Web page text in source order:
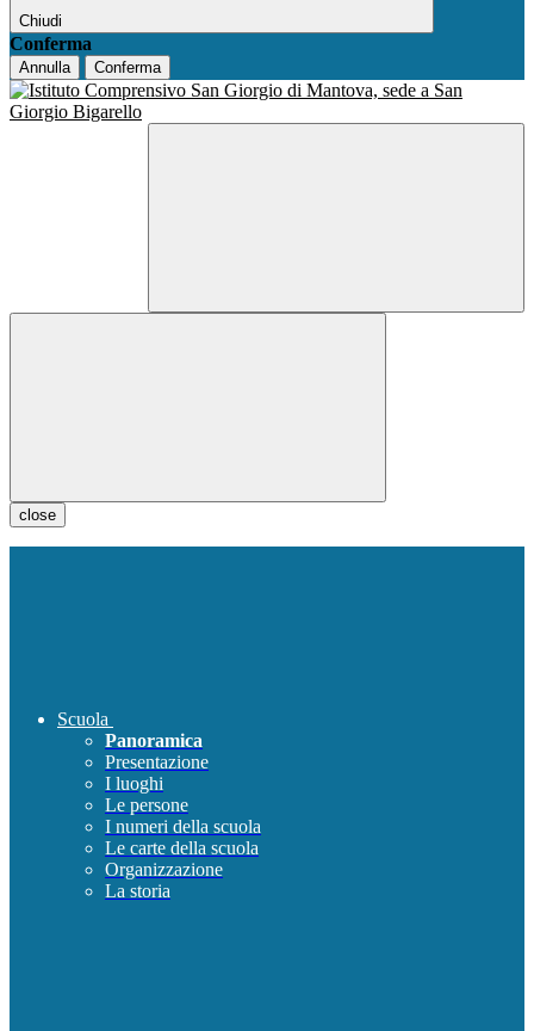
Chiudi
Conferma
Annulla Conferma
close
Scuola
Panoramica
Presentazione
I luoghi
Le persone
I numeri della scuola
Le carte della scuola
Organizzazione
La storia